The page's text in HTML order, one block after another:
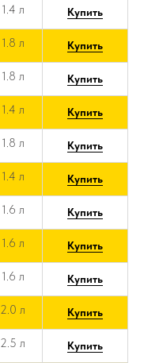
1.4 л Купить
1.8 л Купить
1.8 л Купить
1.4 л Купить
1.8 л Купить
1.4 л Купить
1.6 л Купить
1.6 л Купить
1.6 л Купить
2.0 л Купить
2.5 л Купить